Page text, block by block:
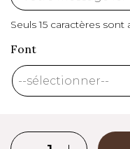
Seuls 15 caractères sont
Font